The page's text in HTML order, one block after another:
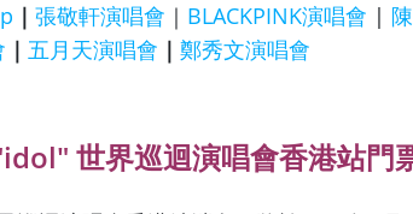
｜ 張敬軒演唱會 ｜ BLACKPINK演唱會 |
｜ 五月天演唱會 ｜ 鄭秀文演唱會
世界巡迴演唱會香港站門